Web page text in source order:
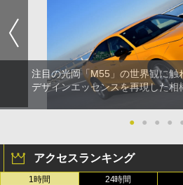
注目の光岡「M55」の世界観に触
デザインエッセンスを再現した相
● ● ● ●
アクセスランキング
1時間 24時間